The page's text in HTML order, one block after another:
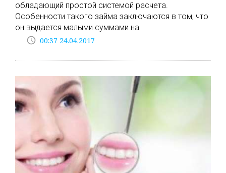
обладающий простой системой расчета.
Особенности такого займа заключаются в том, что
он выдается малыми суммами на
access_time 00:37 24.04.2017